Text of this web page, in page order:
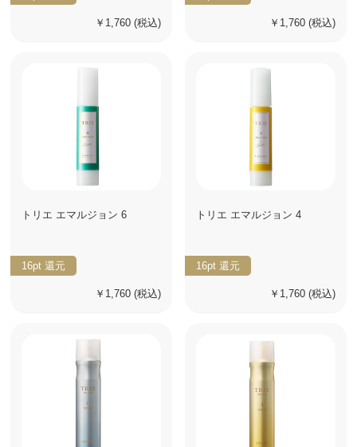
￥1,760 (税込) ￥1,760 (税込)
トリエ エマルジョン 6
16pt 還元
￥1,760 (税込)
トリエ エマルジョン 4
16pt 還元
￥1,760 (税込)